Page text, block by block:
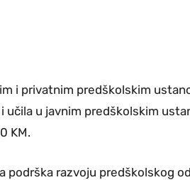
i privatnim predškolskim
učila u javnim predškolskim
KM.
podrška razvoju predškolskog